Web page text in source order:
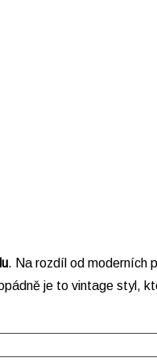
. Na rozdíl od moderních
je to vintage styl,